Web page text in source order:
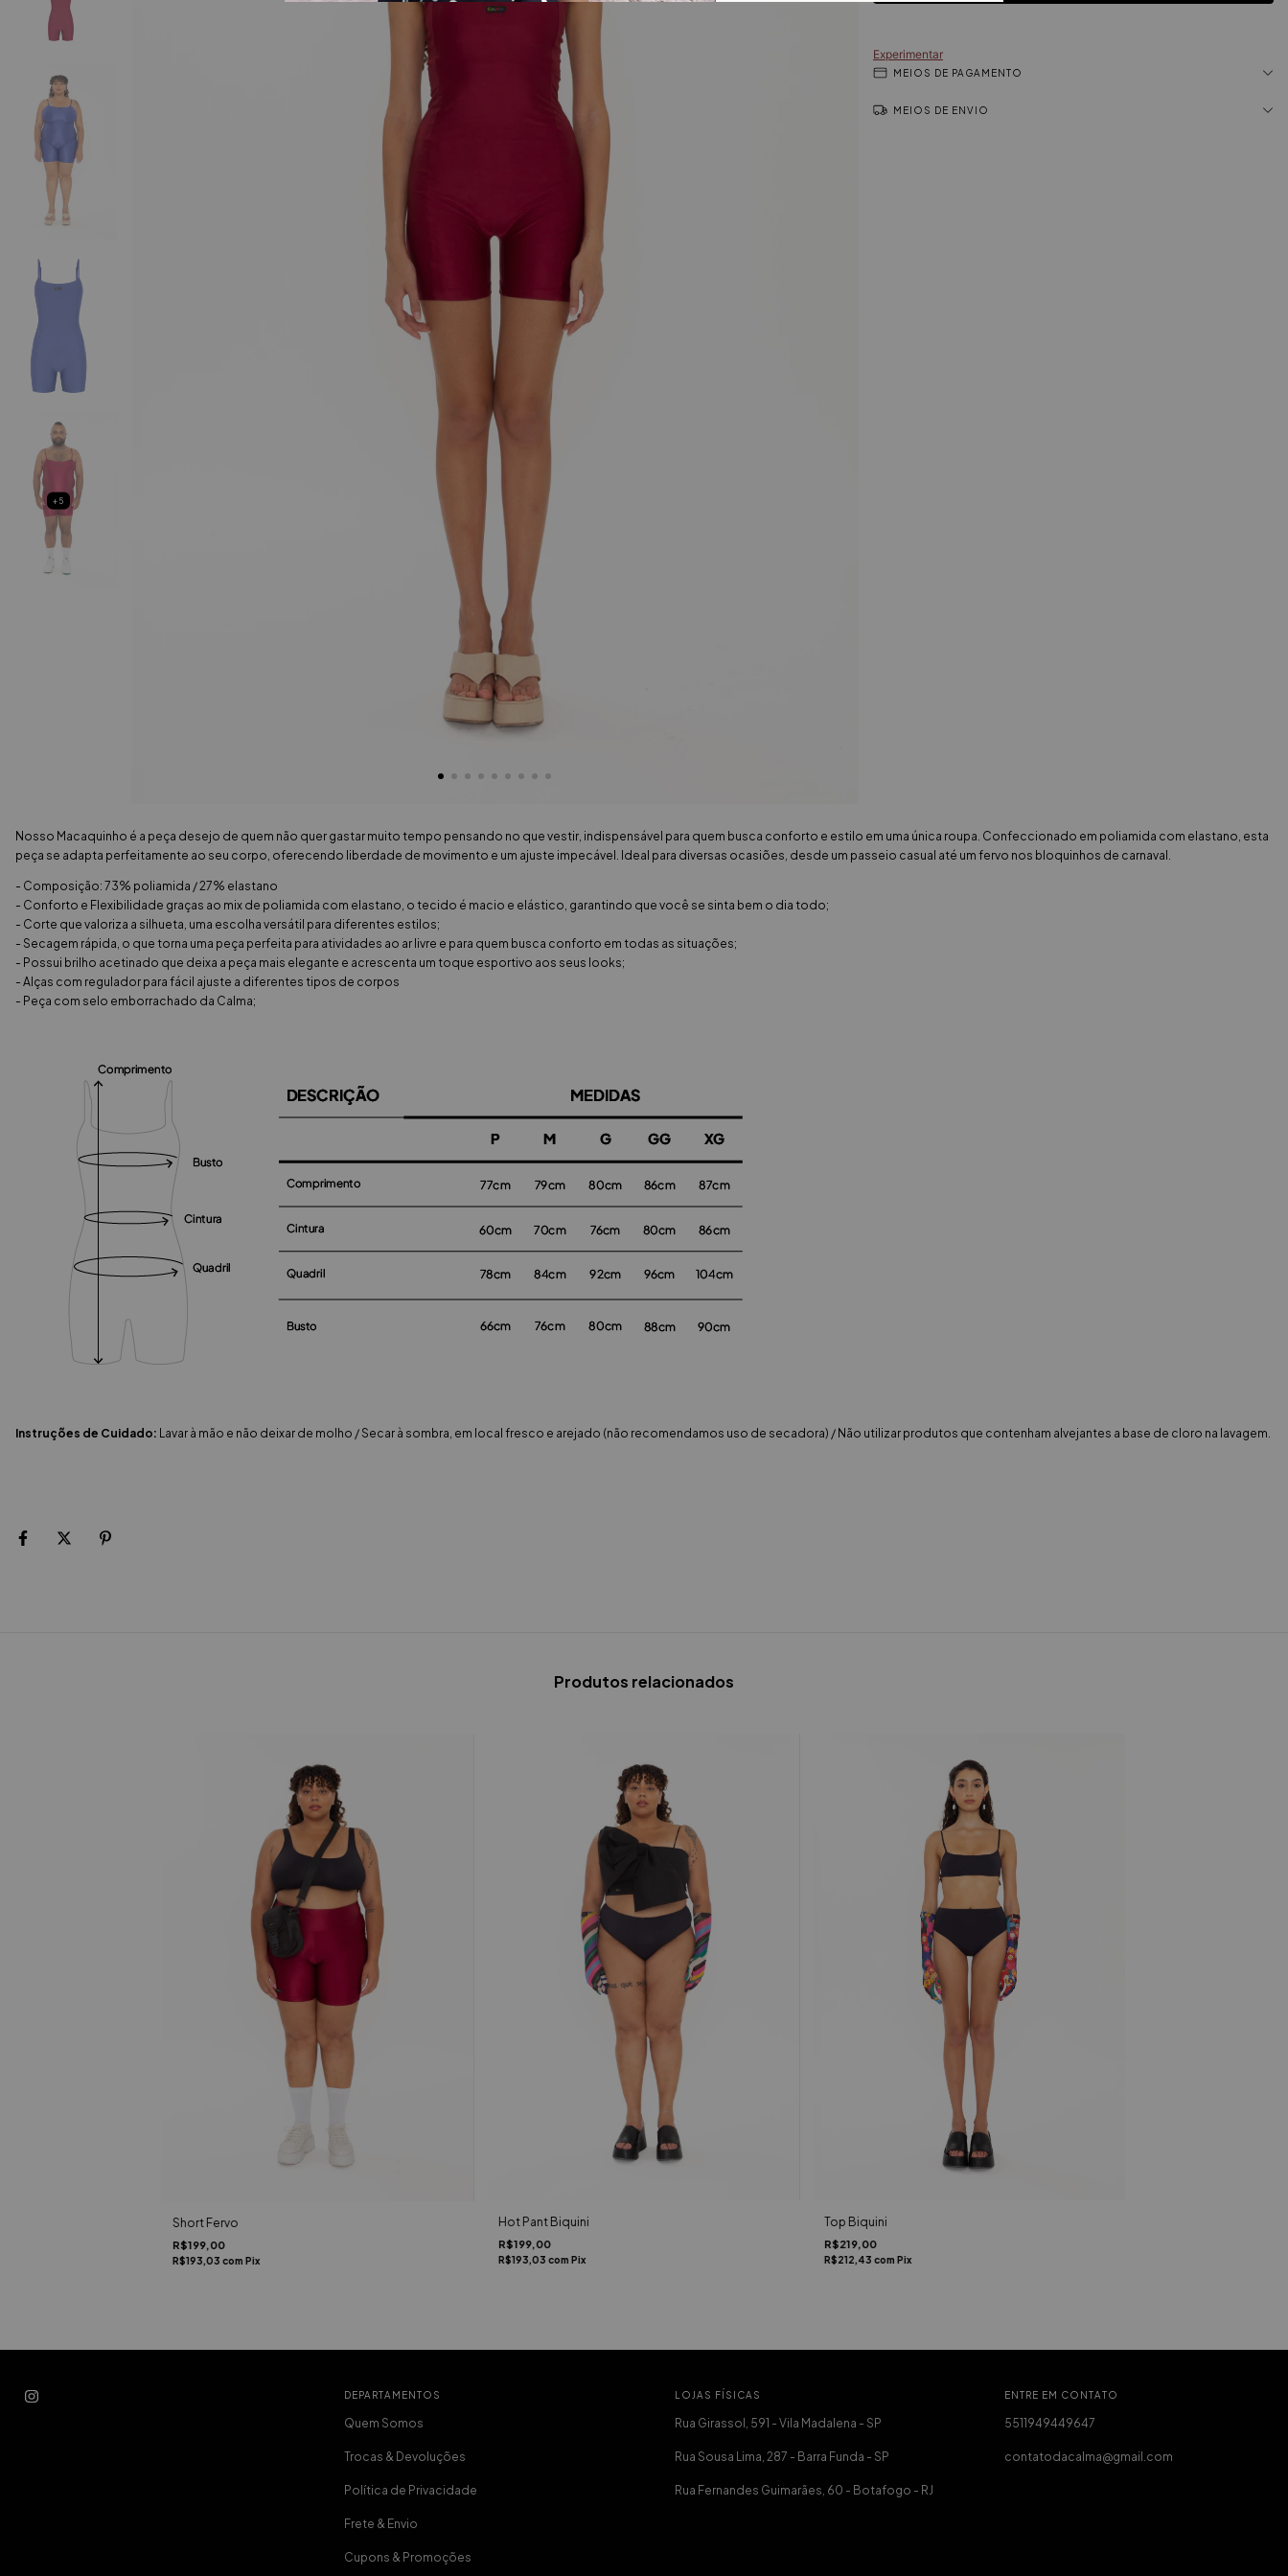
+5
Experimentar
MEIOS DE PAGAMENTO
MEIOS DE ENVIO
Nosso Macaquinho é a peça desejo de quem não quer gastar muito tempo pensando no que vestir, indispensável para quem busca conforto e estilo em uma única roupa. Confeccionado em poliamida com elastano, esta
peça se adapta perfeitamente ao seu corpo, oferecendo liberdade de movimento e um ajuste impecável. Ideal para diversas ocasiões, desde um passeio casual até um fervo nos bloquinhos de carnaval.
- Composição: 73% poliamida / 27% elastano
- Conforto e Flexibilidade graças ao mix de poliamida com elastano, o tecido é macio e elástico, garantindo que você se sinta bem o dia todo;
- Corte que valoriza a silhueta, uma escolha versátil para diferentes estilos;
- Secagem rápida, o que torna uma peça perfeita para atividades ao ar livre e para quem busca conforto em todas as situações;
- Possui brilho acetinado que deixa a peça mais elegante e acrescenta um toque esportivo aos seus looks;
- Alças com regulador para fácil ajuste a diferentes tipos de corpos
- Peça com selo emborrachado da Calma;
Instruções de Cuidado: Lavar à mão e não deixar de molho / Secar à sombra, em local fresco e arejado (não recomendamos uso de secadora) / Não utilizar produtos que contenham alvejantes a base de cloro na lavagem.
Produtos relacionados
Short Fervo
R$199,00
R$193,03 com Pix
Hot Pant Biquini
R$199,00
R$193,03 com Pix
Top Biquini
R$219,00
R$212,43 com Pix
DEPARTAMENTOS
Quem Somos
Trocas & Devoluções
Política de Privacidade
Frete & Envio
Cupons & Promoções
LOJAS FÍSICAS
Rua Girassol, 591 - Vila Madalena - SP
Rua Sousa Lima, 287 - Barra Funda - SP
Rua Fernandes Guimarães, 60 - Botafogo - RJ
ENTRE EM CONTATO
5511949449647
contatodacalma@gmail.com